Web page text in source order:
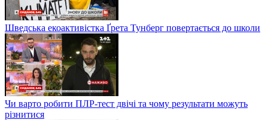
Шведська екоактивістка Ґрета Тунберг повертається до школи
Чи варто робити ПЛР-тест двічі та чому результати можуть
різнитися